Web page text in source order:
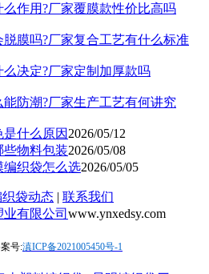
作用?厂家覆膜款性价比高吗
膜吗?厂家复合工艺有什么标准
决定?厂家定制加厚款吗
防潮?厂家生产工艺有何讲究
什么原因 2026/05/12
些物料包装2026/05/08
编织袋怎么选2026/05/05
织袋动态 | 联系我们
有限公司 www.ynxedsy.com
号:滇ICP备2021005450号-1